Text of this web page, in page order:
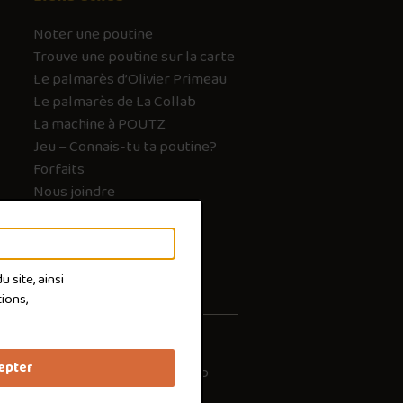
site, ainsi
Noter une poutine
Trouve une poutine sur la carte
Le palmarès d’Olivier Primeau
Le palmarès de La Collab
La machine à POUTZ
Jeu – Connais-tu ta poutine?
Forfaits
Nous joindre
cookies Ekloweb